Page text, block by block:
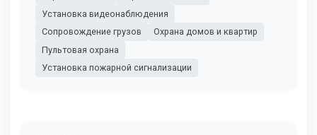
Установка видеонаблюдения
Сопровождение грузов
Охрана домов и квартир
Пультовая охрана
Установка пожарной сигнализации